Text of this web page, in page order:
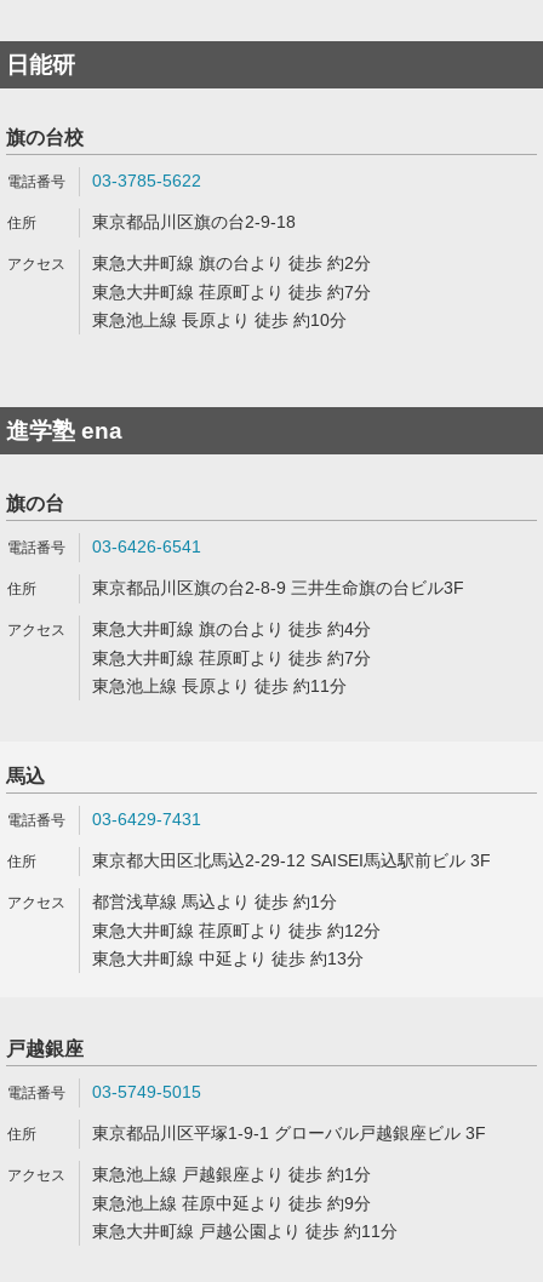
日能研
旗の台校
03-3785-5622
東京都品川区旗の台2-9-18
東急大井町線 旗の台より 徒歩 約2分
東急大井町線 荏原町より 徒歩 約7分
東急池上線 長原より 徒歩 約10分
進学塾 ena
旗の台
03-6426-6541
東京都品川区旗の台2-8-9 三井生命旗の台ビル3F
東急大井町線 旗の台より 徒歩 約4分
東急大井町線 荏原町より 徒歩 約7分
東急池上線 長原より 徒歩 約11分
馬込
03-6429-7431
東京都大田区北馬込2-29-12 SAISEI馬込駅前ビル 3F
都営浅草線 馬込より 徒歩 約1分
東急大井町線 荏原町より 徒歩 約12分
東急大井町線 中延より 徒歩 約13分
戸越銀座
03-5749-5015
東京都品川区平塚1-9-1 グローバル戸越銀座ビル 3F
東急池上線 戸越銀座より 徒歩 約1分
東急池上線 荏原中延より 徒歩 約9分
東急大井町線 戸越公園より 徒歩 約11分